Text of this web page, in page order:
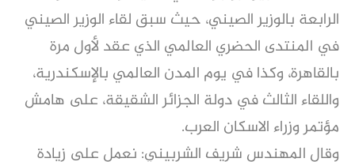
الرابعة بالوزير الصيني، حيث سبق لقاء الوزير الصيني
في المنتدى الحضري العالمي الذي عقد لأول مرة
بالقاهرة، وكذا في يوم المدن العالمي بالإسكندرية،
واللقاء الثالث في دولة الجزائر الشقيقة، على هامش
مؤتمر وزراء الاسكان العرب.
وقال المهندس شريف الشربيني: نعمل على زيادة